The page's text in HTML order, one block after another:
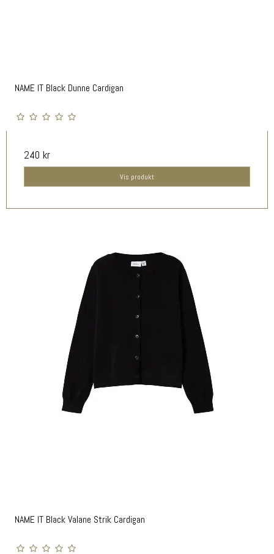
NAME IT Black Dunne Cardigan
240 kr
Vis produkt
NAME IT Black Valane Strik Cardigan